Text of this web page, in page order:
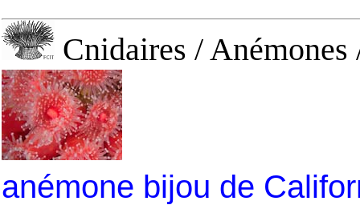
Cnidaires / Anémones
anémone bijou de